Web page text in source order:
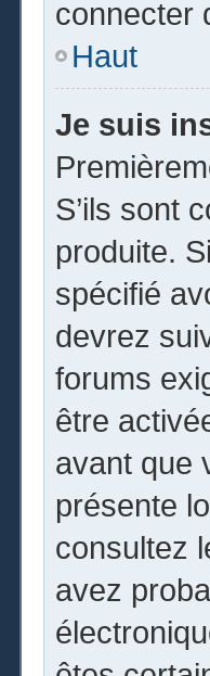
connecter
Haut
Je suis
S’ils sont
produite.
spécifié
devrez
forums
être
avant que
présente
consultez
avez